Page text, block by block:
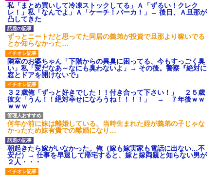
私「まとめ買いして冷凍ストックしてる」Ａ「ずるい！クレク
レ！」私「なんでよ」Ａ「ケーチ！バーカ！」→ 後日、Ａ旦那が
凸してきた
ずっとニートだと思ってた同居の義弟が投資で旦那より稼いでる
とか知らなかった…
隣室のお婆ちゃん「下階からの異臭に困ってる、今もすっごく臭
い」私「変だなあ～なにも臭わないよ」→ その後。警察『絶対に
窓とドアを開けないで』
３２歳俺「ずっと好きでした！！付き合って下さい！」 ２５歳
彼女「うん！！絶対幸せになろうね！！！！」 → ７年後ｗｗ
ｗｗｗ
何年か前に妹は離婚している。当時生まれた姪が義弟の子じゃな
かったため妹有責での離婚になり…
朝起きたら嫁がいなかった。俺（嫁も嫁実家も電話に出ない…不
安だ）→ 仕事を早退して帰宅すると、嫁と嫁両親と知らない男が
２人・・・